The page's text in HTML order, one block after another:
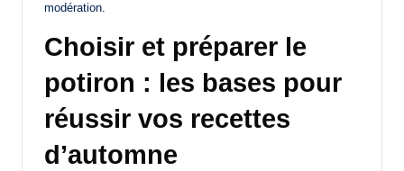
modération.
Choisir et préparer le
potiron : les bases pour
réussir vos recettes
d’automne